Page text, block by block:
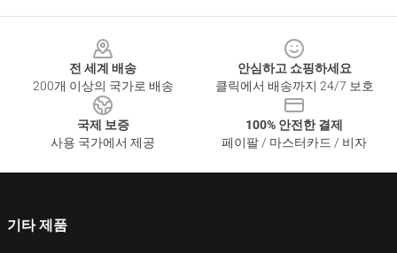
전 세계 배송
200개 이상의 국가로 배송
안심하고 쇼핑하세요
클릭에서 배송까지 24/7 보호
국제 보증
사용 국가에서 제공
100% 안전한 결제
페이팔 / 마스터카드 / 비자
기타 제품